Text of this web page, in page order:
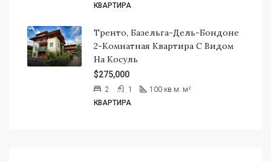
КВАРТИРА
Тренто, Базельга-Дель-Бондоне
2-Комнатная Квартира С Видом
На Косуль
$275,000
2 1 100 кв.м. м²
КВАРТИРА